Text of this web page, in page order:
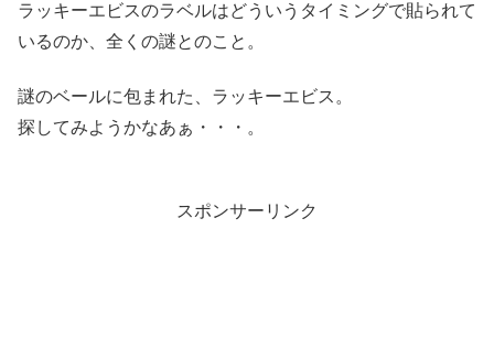
ラッキーエビスのラベルはどういうタイミングで貼られて
いるのか、全くの謎とのこと。
謎のベールに包まれた、ラッキーエビス。
探してみようかなあぁ・・・。
スポンサーリンク